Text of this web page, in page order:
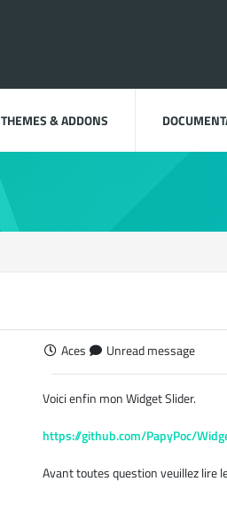
THEMES & ADDONS
Aces Unread message
Voici enfin mon Widget Slider.
https://github.com/PapyPoc/
Avant toutes question veuillez lire